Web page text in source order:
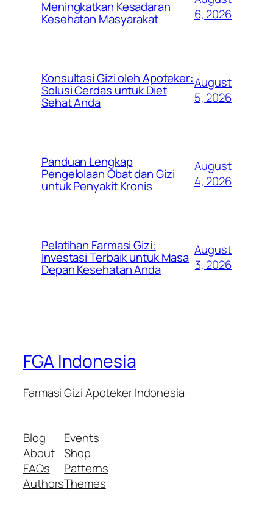
Meningkatkan Kesadaran
Kesehatan Masyarakat
6, 2026
Konsultasi Gizi oleh Apoteker:
Solusi Cerdas untuk Diet
Sehat Anda
August
5, 2026
Panduan Lengkap
Pengelolaan Obat dan Gizi
untuk Penyakit Kronis
August
4, 2026
Pelatihan Farmasi Gizi:
Investasi Terbaik untuk Masa
Depan Kesehatan Anda
August
3, 2026
FGA Indonesia
Farmasi Gizi Apoteker Indonesia
Blog
About
FAQs
Authors
Events
Shop
Patterns
Themes